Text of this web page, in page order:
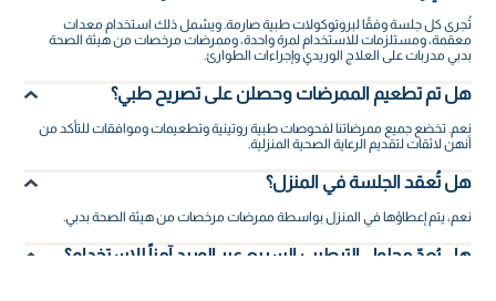
تُجرى كل جلسة وفقًا لبروتوكولات طبية صارمة. ويشمل ذلك استخدام معدات
معقمة، ومستلزمات للاستخدام لمرة واحدة، وممرضات مرخصات من هيئة الصحة
بدبي مدربات على العلاج الوريدي وإجراءات الطوارئ.
هل تم تطعيم الممرضات وحصلن على تصريح طبي؟
نعم. تخضع جميع ممرضاتنا لفحوصات طبية روتينية وتطعيمات وموافقات للتأكد من
أنهن لائقات لتقديم الرعاية الصحية المنزلية.
هل تُعقد الجلسة في المنزل؟
نعم، يتم إعطاؤها في المنزل بواسطة ممرضات مرخصات من هيئة الصحة بدبي.
هل يُعدّ محلول الترطيب السريع عبر الوريد آمناً للاستخدام؟